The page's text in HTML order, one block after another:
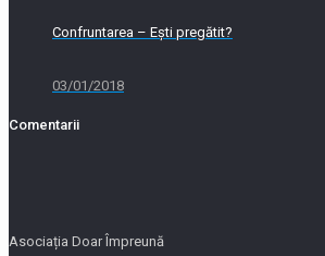
Confruntarea – Ești pregătit?
03/01/2018
Comentarii
Asociația Doar Împreună